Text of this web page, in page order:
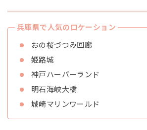
兵庫県で人気のロケーション
おの桜づつみ回廊
姫路城
神戸ハーバーランド
明石海峡大橋
城崎マリンワールド